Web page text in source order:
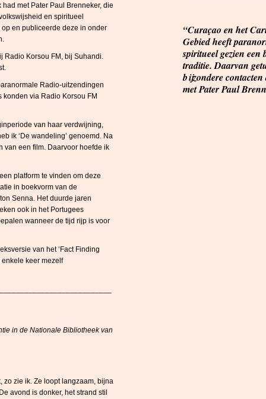
met Pater Paul Brenneker, die
en spiritueel
en publiceerde deze in onder
Radio Korsou FM, bij Suhandi.
Radio-uitzendingen
via Radio Korsou FM
van haar verdwijning,
ik ‘De wandeling’ genoemd. Na
van een film. Daarvoor hoefde ik
platform te vinden om deze
in boekvorm van de
Senna. Het duurde jaren
ook in het Portugees
wanneer de tijd rijp is voor
van het ‘Fact Finding
keer mezelf
in de Nationale Bibliotheek van
zo zie ik. Ze loopt langzaam, bijna
avond is donker, het strand stil
“Curaçao en het
Gebied heeft
spiritueel gezien een
traditie. Daarvan
bijzondere
met Pater Paul